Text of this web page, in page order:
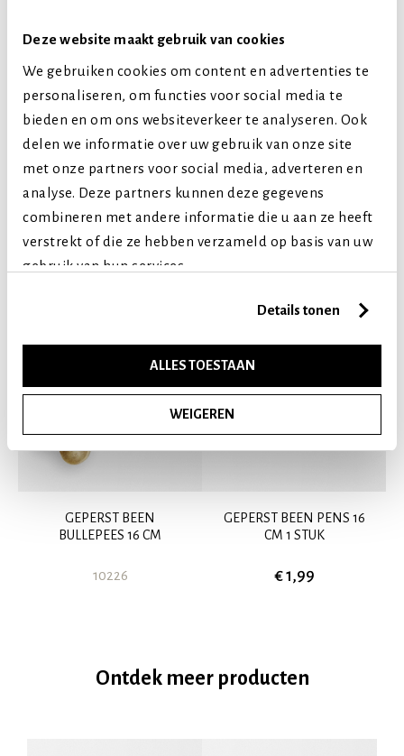
Deze website maakt gebruik van cookies
We gebruiken cookies om content en advertenties te
personaliseren, om functies voor social media te
bieden en om ons websiteverkeer te analyseren. Ook
delen we informatie over uw gebruik van onze site
met onze partners voor social media, adverteren en
analyse. Deze partners kunnen deze gegevens
combineren met andere informatie die u aan ze heeft
verstrekt of die ze hebben verzameld op basis van uw
gebruik van hun services.
Details tonen
ALLES TOESTAAN
WEIGEREN
Middelgrote honden
Levensfase
Volwassen (2-7 jaar)
Senior (8+ jaar)
Vergelijkbare producten
GEPERST BEEN
BULLEPEES 16 CM
10226
GEPERST BEEN PENS 16
CM 1 STUK
€ 1,99
Ontdek meer producten